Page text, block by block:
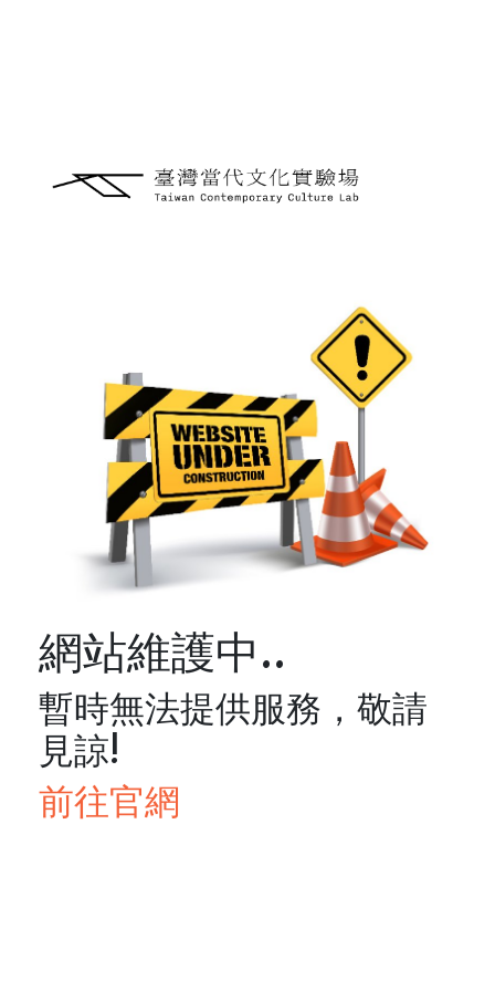
網站維護中..
暫時無法提供服務，敬請
見諒!
前往官網